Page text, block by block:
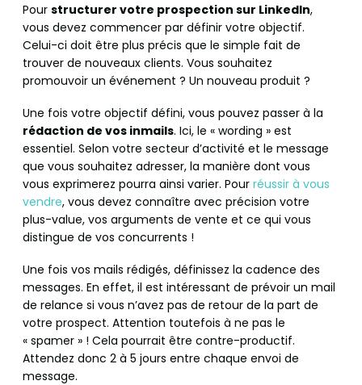
Pour structurer votre prospection sur LinkedIn,
vous devez commencer par définir votre objectif.
Celui-ci doit être plus précis que le simple fait de
trouver de nouveaux clients. Vous souhaitez
promouvoir un événement ? Un nouveau produit ?
Une fois votre objectif défini, vous pouvez passer à la
rédaction de vos inmails. Ici, le « wording » est
essentiel. Selon votre secteur d’activité et le message
que vous souhaitez adresser, la manière dont vous
vous exprimerez pourra ainsi varier. Pour réussir à vous
vendre, vous devez connaître avec précision votre
plus-value, vos arguments de vente et ce qui vous
distingue de vos concurrents !
Une fois vos mails rédigés, définissez la cadence des
messages. En effet, il est intéressant de prévoir un mail
de relance si vous n’avez pas de retour de la part de
votre prospect. Attention toutefois à ne pas le
« spamer » ! Cela pourrait être contre-productif.
Attendez donc 2 à 5 jours entre chaque envoi de
message.